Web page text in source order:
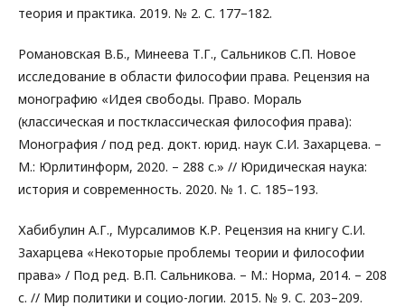
теория и практика. 2019. № 2. С. 177–182.
Романовская В.Б., Минеева Т.Г., Сальников С.П. Новое
исследование в области философии права. Рецензия на
монографию «Идея свободы. Право. Мораль
(классическая и постклассическая философия права):
Монография / под ред. докт. юрид. наук С.И. Захарцева. –
М.: Юрлитинформ, 2020. – 288 с.» // Юридическая наука:
история и современность. 2020. № 1. С. 185–193.
Хабибулин А.Г., Мурсалимов К.Р. Рецензия на книгу С.И.
Захарцева «Некоторые проблемы теории и философии
права» / Под ред. В.П. Сальникова. – М.: Норма, 2014. – 208
с. // Мир политики и социо-логии. 2015. № 9. С. 203–209.